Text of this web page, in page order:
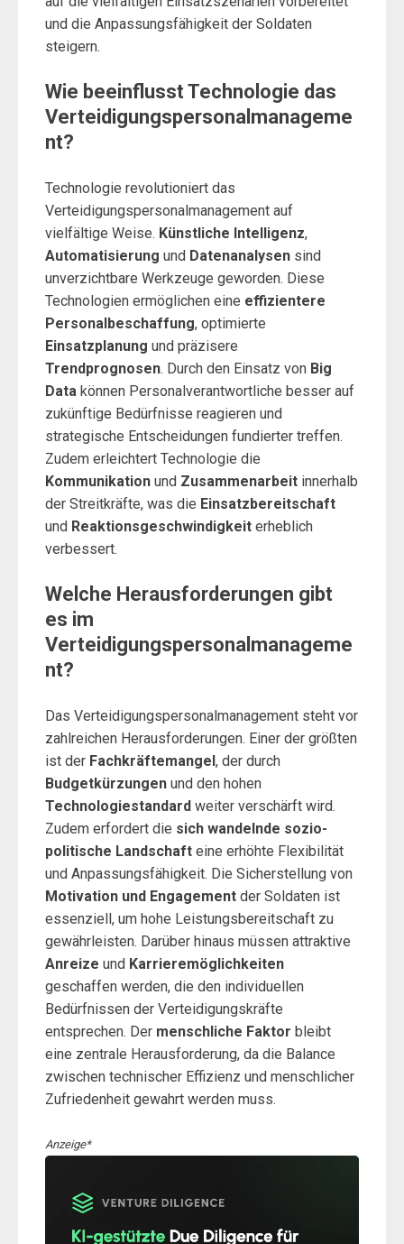
und die Anpassungsfähigkeit der Soldaten
steigern.
Wie beeinflusst Technologie das
Verteidigungspersonalmanageme
nt?
Technologie revolutioniert das
Verteidigungspersonalmanagement auf
vielfältige Weise. Künstliche Intelligenz,
Automatisierung und Datenanalysen sind
unverzichtbare Werkzeuge geworden. Diese
Technologien ermöglichen eine effizientere
Personalbeschaffung, optimierte
Einsatzplanung und präzisere
Trendprognosen. Durch den Einsatz von Big
Data können Personalverantwortliche besser auf
zukünftige Bedürfnisse reagieren und
strategische Entscheidungen fundierter treffen.
Zudem erleichtert Technologie die
Kommunikation und Zusammenarbeit innerhalb
der Streitkräfte, was die Einsatzbereitschaft
und Reaktionsgeschwindigkeit erheblich
verbessert.
Welche Herausforderungen gibt
es im
Verteidigungspersonalmanageme
nt?
Das Verteidigungspersonalmanagement steht vor
zahlreichen Herausforderungen. Einer der größten
ist der Fachkräftemangel, der durch
Budgetkürzungen und den hohen
Technologiestandard weiter verschärft wird.
Zudem erfordert die sich wandelnde sozio-
politische Landschaft eine erhöhte Flexibilität
und Anpassungsfähigkeit. Die Sicherstellung von
Motivation und Engagement der Soldaten ist
essenziell, um hohe Leistungsbereitschaft zu
gewährleisten. Darüber hinaus müssen attraktive
Anreize und Karrieremöglichkeiten
geschaffen werden, die den individuellen
Bedürfnissen der Verteidigungskräfte
entsprechen. Der menschliche Faktor bleibt
eine zentrale Herausforderung, da die Balance
zwischen technischer Effizienz und menschlicher
Zufriedenheit gewahrt werden muss.
Anzeige*